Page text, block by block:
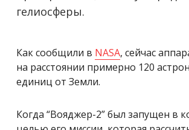
гелиосферы.
Как сообщили в NASA, сейчас
на расстоянии примерно 120
единиц от Земли.
Когда “Вояджер-2” был запущен в